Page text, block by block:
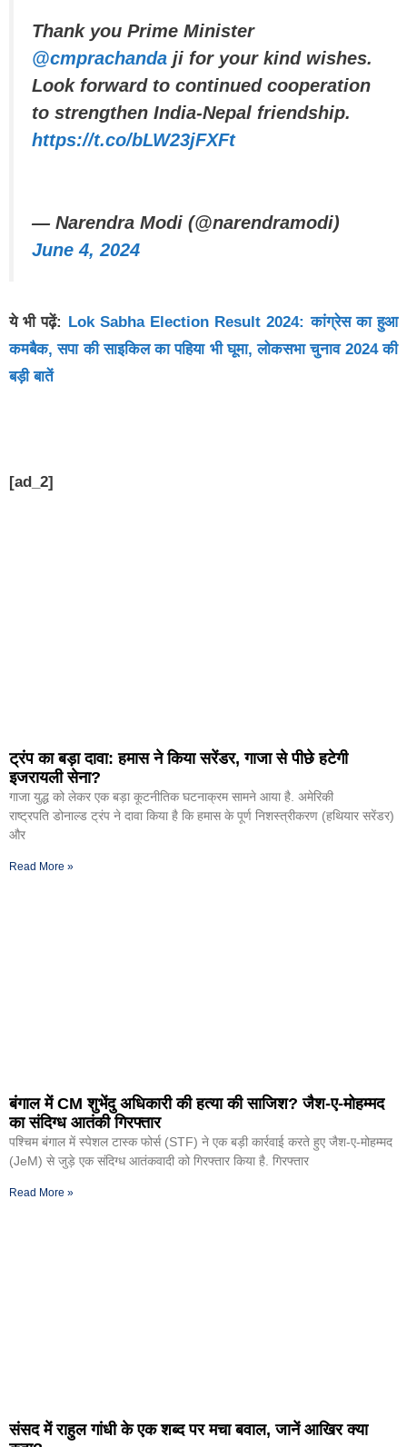
Thank you Prime Minister
@cmprachanda ji for your kind wishes.
Look forward to continued cooperation
to strengthen India-Nepal friendship.
https://t.co/bLW23jFXFt
— Narendra Modi (@narendramodi)
June 4, 2024
ये भी पढ़ें: Lok Sabha Election Result 2024: कांग्रेस का हुआ
कमबैक, सपा की साइकिल का पहिया भी घूमा, लोकसभा चुनाव 2024 की
बड़ी बातें
[ad_2]
ट्रंप का बड़ा दावा: हमास ने किया सरेंडर, गाजा से पीछे हटेगी
इजरायली सेना?
गाजा युद्ध को लेकर एक बड़ा कूटनीतिक घटनाक्रम सामने आया है. अमेरिकी
राष्ट्रपति डोनाल्ड ट्रंप ने दावा किया है कि हमास के पूर्ण निशस्त्रीकरण (हथियार सरेंडर)
और
Read More »
बंगाल में CM शुभेंदु अधिकारी की हत्या की साजिश? जैश-ए-मोहम्मद
का संदिग्ध आतंकी गिरफ्तार
पश्चिम बंगाल में स्पेशल टास्क फोर्स (STF) ने एक बड़ी कार्रवाई करते हुए जैश-ए-मोहम्मद
(JeM) से जुड़े एक संदिग्ध आतंकवादी को गिरफ्तार किया है. गिरफ्तार
Read More »
संसद में राहुल गांधी के एक शब्द पर मचा बवाल, जानें आखिर क्या